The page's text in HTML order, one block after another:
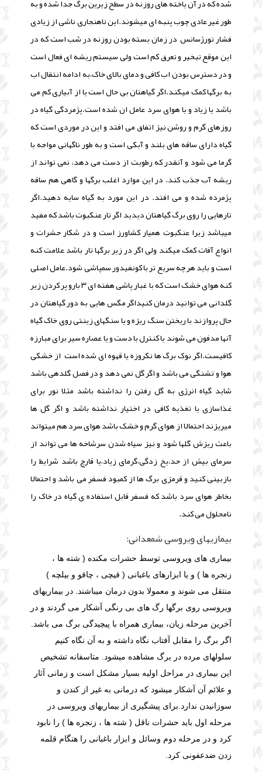
شده که در آن یاخته های روزنه در سطح زیرین برگ جدا شده و به
طور غیر عادی چوب پنبه ای میشوند.این ناهنجاری ناشی از زیادی
فشار تورژسانس در زمان بسته بودن روزنه در شب است که در
این موقع تبخیر و تعرق کم است ولی سیستم ریشه ای فعال است
و در دسترس بودن اب کافی و دمای بالای خاک،به ادامه انتقال اب
به برگها کمک میکند.اگر گیاهتان بی حال استیا از آبیاری کم می
باشد یا زیاد و یا هوای سرد عامل ان شده است.پژمردگی گیاه در
روزهای گرم و روشن نیز اتفاق می افتد و این در موردی است که
گیاه دارای ساقه های بلند و آبکی است و به طور ناگهانی مواجه با
گرما می شود و آنقدر که رطوبت از دست می دهد، نمی تواند از
ریشه آب جذب کند. در این موارد اغلب برگها و گاهی هم ساقه
پژمرده شده و می افتد. در این مورد به گیاه سایه دهید.اگر
تارهایی را روی برگ گیاهتان دیدیداگر تار عنکبوت باشد که مفید
میباشد زیرا عنکبوت همیار کشاورز است و در شکار حشرات و
انواع آفات کمک میکند ولی اگر در زیر برگها تار باشد علامت کنه
است و باید هر چه سریع تر با کونفیدور سمپاشی شود.عامل اصلی
کنه هوای خشک است که با غبار پاشی هفته ای ۳ بارو پر کردن زیر
گلدانی می توانید درمان کنیداگر مگس هایی به دور گیاهتان در
حال پروازندبا ریختن سنگ ریزه و یا سنگهای زینتی روی خاک گیاه
آنها مدفون می شوند یا کنترل با دست و یا عصاره سیر برای مبارزه
کافیست.اگر نوک برگ ها نکروزه یا قهوه ای شده است از خشکی
هوا و تشنگی می باشد و اگر گل نمی دهد ودر فصل گلدهی باشد
شاید گیاه انرژی به گل رفتن را نداشته باشد مثلا نور برای
غذاسازی یا تغذیه کافی در اختیار نداشته باشد و اگر گل ها
میریزنداحتمالا از هوای گرم و خشک باشد هوای سرد هم میتواند
باعث ریزش گلها شود و نیزسیاه شدن سرشاخه ها می تواند از
سرمای بیش از حد،یخ زدگی،گرمای زیاد،یا قارچ باشد شرایط را
بازبینی کنید و قرمزی برگ هااز کمبود فسفر می باشد و احتمالا
بخاطر هوای سرد باشد که فسفر قابل استفاده ی گیاه در خاک را
نامحلول می کند.
بیماریهای ویروسی شمعدانی:
بیماری های ویروسی توسط حشرات مکنده ( شته ها ،
زنجره ها ) و یا ابزارهای باغبانی ( قیچی ، چاقو و بیلچه )
منتقل می شوند و معمولا بدون درمان میباشند. در بیماریهای
ویروسی روی برگها رگ های بی رنگی آشکار می گردند و در
آخرین مرحله زیان، بیماری همراه با پیچیدگی برگ می باشد.
اگر برگ را مقابل آفتاب نگاه داشته و به آن نگاه کنیم
سلولهای مرده در برگ مشاهده میشود. متاسفانه تشخیص
این بیماری در مراحل اولیه بسیار مشکل است و زمانی آثار
و علائم آن آشکار میشود که درمانی به غیر از کندن و
سوزانیدن ندارد.برای پیشگیری از بیماریهای ویروسی در
مرحله اول باید حشرات ناقل ( شته ها ، زنجره ها ) را نابود
کرد و در مرحله دوم وسائل و ابزار باغبانی را هنگام قلمه
زدن ضدعفونی کرد.